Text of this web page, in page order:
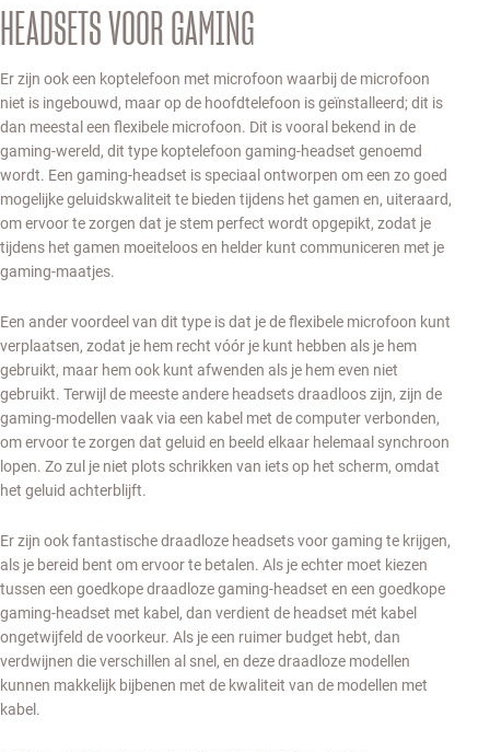
HEADSETS VOOR GAMING
Er zijn ook een koptelefoon met microfoon waarbij de microfoon
niet is ingebouwd, maar op de hoofdtelefoon is geïnstalleerd; dit is
dan meestal een flexibele microfoon. Dit is vooral bekend in de
gaming-wereld, dit type koptelefoon gaming-headset genoemd
wordt. Een gaming-headset is speciaal ontworpen om een zo goed
mogelijke geluidskwaliteit te bieden tijdens het gamen en, uiteraard,
om ervoor te zorgen dat je stem perfect wordt opgepikt, zodat je
tijdens het gamen moeiteloos en helder kunt communiceren met je
gaming-maatjes.
Een ander voordeel van dit type is dat je de flexibele microfoon kunt
verplaatsen, zodat je hem recht vóór je kunt hebben als je hem
gebruikt, maar hem ook kunt afwenden als je hem even niet
gebruikt. Terwijl de meeste andere headsets draadloos zijn, zijn de
gaming-modellen vaak via een kabel met de computer verbonden,
om ervoor te zorgen dat geluid en beeld elkaar helemaal synchroon
lopen. Zo zul je niet plots schrikken van iets op het scherm, omdat
het geluid achterblijft.
Er zijn ook fantastische draadloze headsets voor gaming te krijgen,
als je bereid bent om ervoor te betalen. Als je echter moet kiezen
tussen een goedkope draadloze gaming-headset en een goedkope
gaming-headset met kabel, dan verdient de headset mét kabel
ongetwijfeld de voorkeur. Als je een ruimer budget hebt, dan
verdwijnen die verschillen al snel, en deze draadloze modellen
kunnen makkelijk bijbenen met de kwaliteit van de modellen met
kabel.